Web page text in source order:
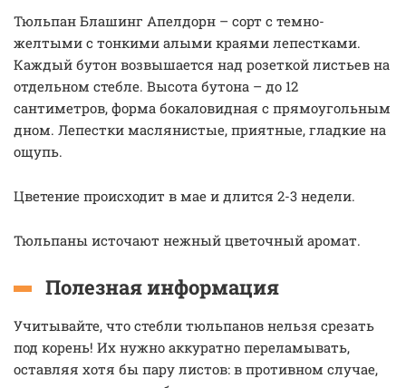
Тюльпан Блашинг Апелдорн – сорт с темно-
желтыми с тонкими алыми краями лепестками.
Каждый бутон возвышается над розеткой листьев на
отдельном стебле. Высота бутона – до 12
сантиметров, форма бокаловидная с прямоугольным
дном. Лепестки маслянистые, приятные, гладкие на
ощупь.
Цветение происходит в мае и длится 2-3 недели.
Тюльпаны источают нежный цветочный аромат.
Полезная информация
Учитывайте, что стебли тюльпанов нельзя срезать
под корень! Их нужно аккуратно переламывать,
оставляя хотя бы пару листов: в противном случае,